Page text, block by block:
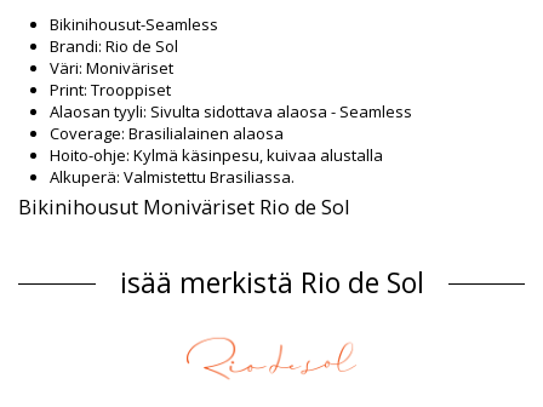
Bikinihousut-Seamless
Brandi: Rio de Sol
Väri: Moniväriset
Print: Trooppiset
Alaosan tyyli: Sivulta sidottava alaosa - Seamless
Coverage: Brasilialainen alaosa
Hoito-ohje: Kylmä käsinpesu, kuivaa alustalla
Alkuperä: Valmistettu Brasiliassa.
Bikinihousut Moniväriset Rio de Sol
Päällikankaan materiaali: 84% Polyamide, 16% Elastane -
OEKO-TEX - Chlorine Resistant
Spandex (LYCRA) - OEKO-TEX - Chlorine Resistant
UV Protection: UPF 50+
isää merkistä Rio de Sol